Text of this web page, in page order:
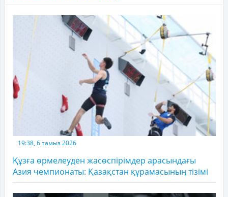
19:38, 6 тамыз 2026
Құзға өрмелеуден жасөспірімдер арасындағы
Азия чемпионаты: Қазақстан құрамасының тізімі